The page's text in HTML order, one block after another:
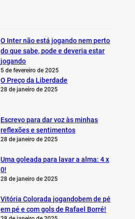
O Inter não está jogando nem perto
do que sabe, pode e deveria estar
jogando
5 de fevereiro de 2025
O Preço da Liberdade
28 de janeiro de 2025
Escrevo para dar voz às minhas
reflexões e sentimentos
28 de janeiro de 2025
Uma goleada para lavar a alma: 4 x
0!
28 de janeiro de 2025
Vitória Colorada jogandobem de pé
em pé e com gols de Rafael Borré!